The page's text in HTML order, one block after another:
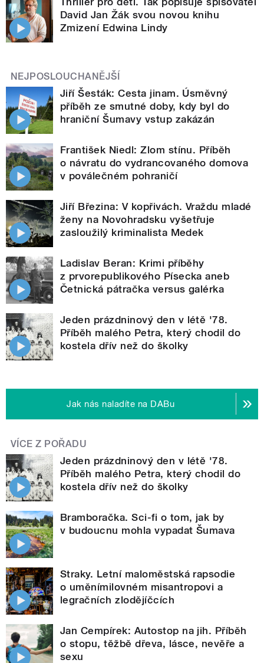
David Jan Žák svou novou knihu
Zmizení Edwina Lindy
NEJPOSLOUCHANĚJŠÍ
Jiří Šesták: Cesta jinam. Úsměvný
příběh ze smutné doby, kdy byl do
hraniční Šumavy vstup zakázán
František Niedl: Zlom stínu. Příběh
o návratu do vydrancovaného domova
v poválečném pohraničí
Jiří Březina: V kopřivách. Vraždu mladé
ženy na Novohradsku vyšetřuje
zasloužilý kriminalista Medek
Ladislav Beran: Krimi příběhy
z prvorepublikového Písecka aneb
Četnická pátračka versus galérka
Jeden prázdninový den v létě '78.
Příběh malého Petra, který chodil do
kostela dřív než do školky
Jak nás naladíte na DABu
VÍCE Z POŘADU
Jeden prázdninový den v létě '78.
Příběh malého Petra, který chodil do
kostela dřív než do školky
Bramboračka. Sci-fi o tom, jak by
v budoucnu mohla vypadat Šumava
Straky. Letní maloměstská rapsodie
o uměnímilovném misantropovi a
legračních zlodějíčcích
Jan Cempírek: Autostop na jih. Příběh
o stopu, těžbě dřeva, lásce, nevěře a
sexu